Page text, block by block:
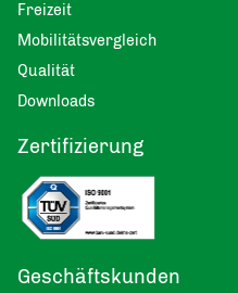
Freizeit
Mobilitätsvergleich
Qualität
Downloads
Zertifizierung
Geschäftskunden